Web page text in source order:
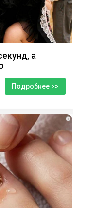
а
Подробнее >>
i